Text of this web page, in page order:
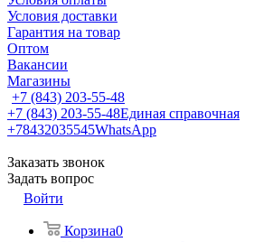
Условия доставки
Гарантия на товар
Оптом
Вакансии
Магазины
+7 (843) 203-55-48
+7 (843) 203-55-48Единая справочная
+78432035545WhatsApp
Заказать звонок
Задать вопрос
Войти
Корзина0